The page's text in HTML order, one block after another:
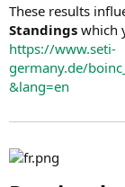
These results
Standings which
https://www.seti-
germany.de/
&lang=en